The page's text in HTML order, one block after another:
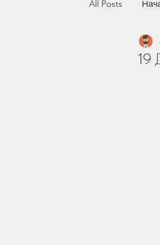
All Posts
История
19